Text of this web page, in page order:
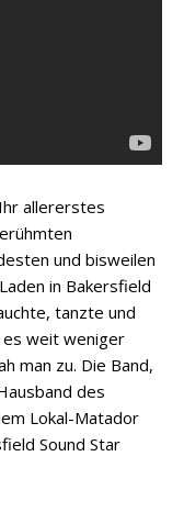
allererstes
und bisweilen
in Bakersfield
tanzte und
weit weniger
man zu. Die Band,
des
Lokal-Matador
Sound Star